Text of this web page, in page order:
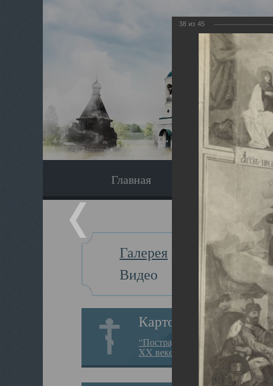
Главная
Галерея
Видео
Картотека
“Пострадавшие за веру в
XX веке на Севере”
38 из 45